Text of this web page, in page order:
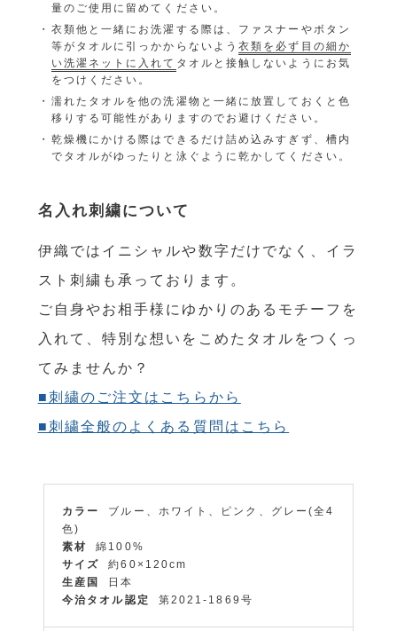
量のご使用に留めてください。
衣類他と一緒にお洗濯する際は、ファスナーやボタン
等がタオルに引っかからないよう衣類を必ず目の細か
い洗濯ネットに入れて タオルと接触しないようにお気
をつけください。
濡れたタオルを他の洗濯物と一緒に放置しておくと色
移りする可能性がありますのでお避けください。
乾燥機にかける際はできるだけ詰め込みすぎず、槽内
でタオルがゆったりと泳ぐように乾かしてください。
名入れ刺繍について
伊織ではイニシャルや数字だけでなく、イラ
スト刺繍も承っております。
ご自身やお相手様にゆかりのあるモチーフを
入れて、特別な想いをこめたタオルをつくっ
てみませんか？
■刺繍のご注文はこちらから
■刺繍全般のよくある質問はこちら
カラー
ブルー、ホワイト、ピンク、グレー(全4
色)
素材
綿100%
サイズ
約60×120cm
生産国
日本
今治タオル認定
第2021-1869号